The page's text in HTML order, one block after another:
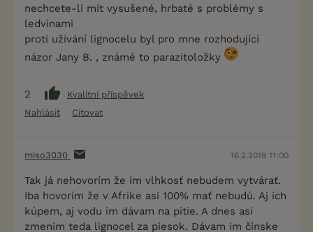
nechcete-li mít vysušené, hrbaté s problémy s
ledvinami
proti užívání lignocelu byl pro mne rozhodující
názor Jany B. , známé to parazitoložky
2
Kvalitní příspěvek
Nahlásit
Citovat
miso3030 16.2.2019 11:00
Tak já nehovorím že im vlhkosť nebudem vytvárať.
Iba hovorím že v Afrike asi 100% mať nebudú. Aj ich
kúpem, aj vodu im dávam na pitie. A dnes asi
zmenim teda lignocel za piesok. Dávam im čínske